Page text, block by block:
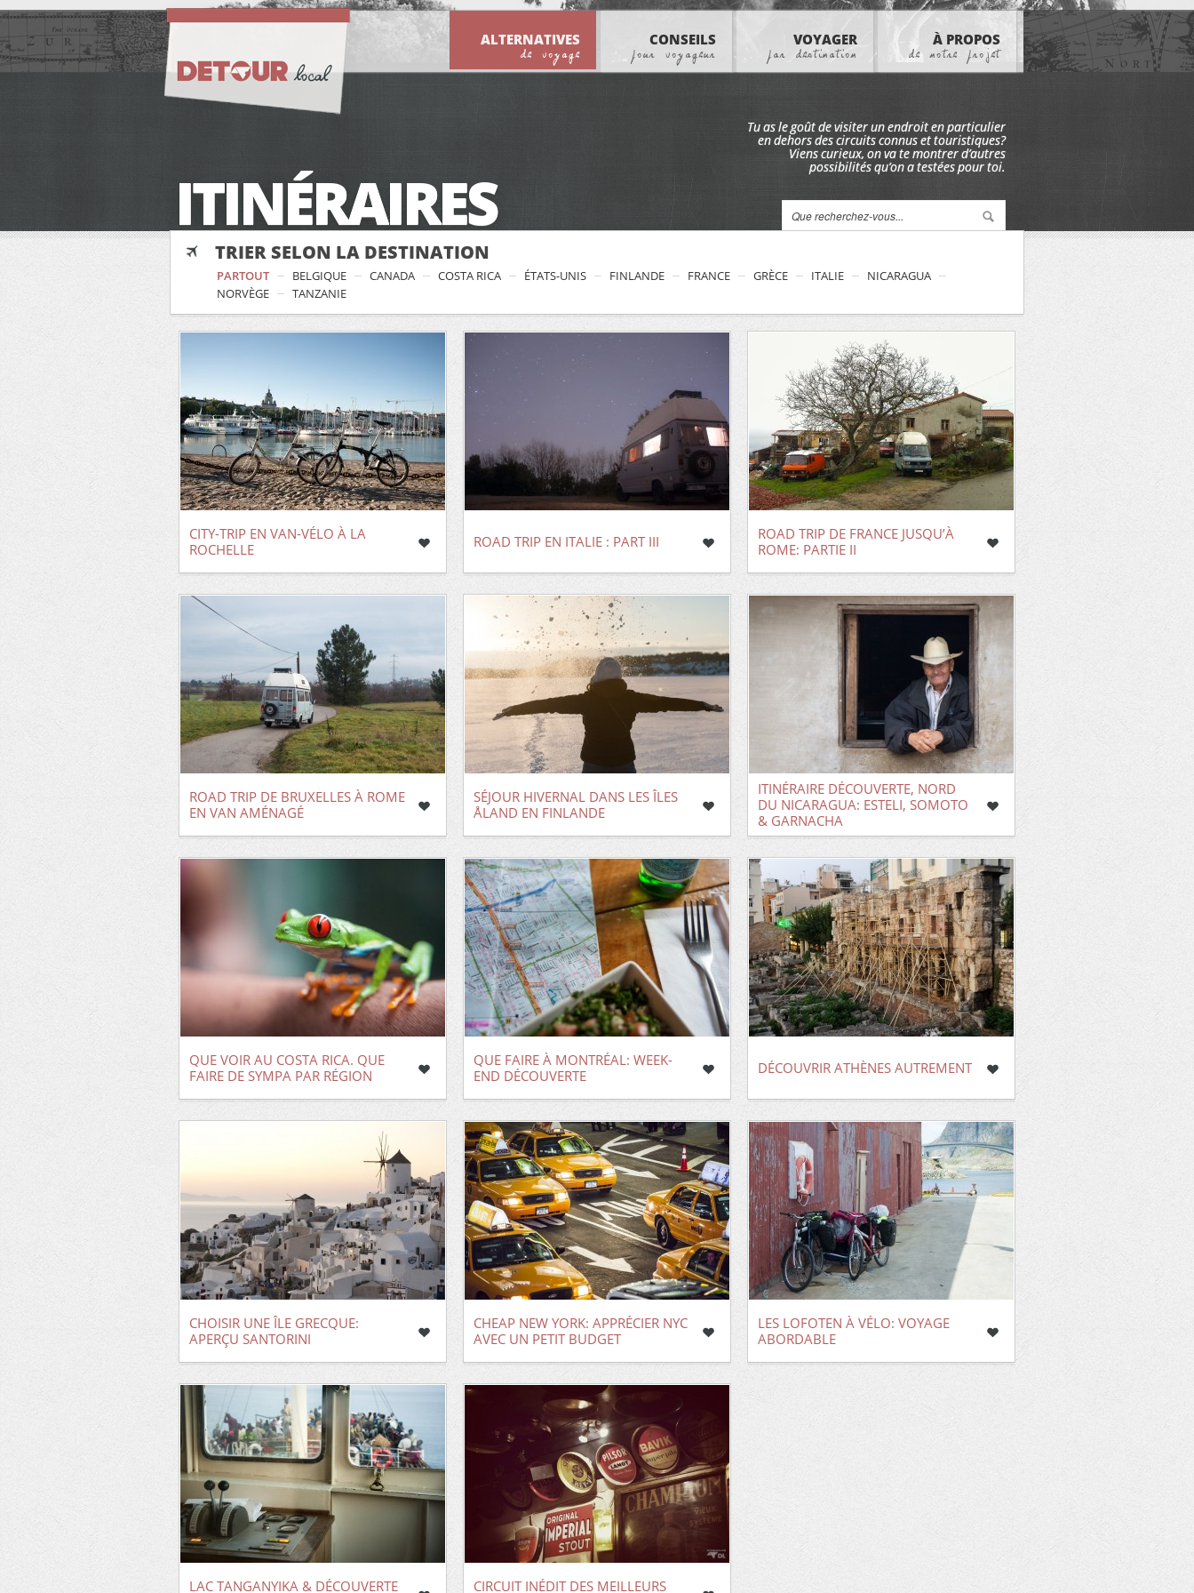
ALTERNATIVES
de voyage
CONSEILS
pour voyageur
VOYAGER
par destination
À PROPOS
de notre projet
ITINÉRAIRES
Tu as le goût de visiter un endroit en particulier
en dehors des circuits connus et touristiques?
Viens curieux, on va te montrer d’autres
possibilités qu’on a testées pour toi.
TRIER SELON LA DESTINATION
PARTOUT BELGIQUE CANADA COSTA RICA ÉTATS-UNIS FINLANDE FRANCE GRÈCE ITALIE
NICARAGUA
NORVÈGE
TANZANIE
CITY-TRIP EN VAN-VÉLO À LA
ROCHELLE
ROAD TRIP EN ITALIE : PART III
ROAD TRIP DE FRANCE JUSQU’À
ROME: PARTIE II
ROAD TRIP DE BRUXELLES À ROME
EN VAN AMÉNAGÉ
SÉJOUR HIVERNAL DANS LES ÎLES
ÅLAND EN FINLANDE
ITINÉRAIRE DÉCOUVERTE, NORD
DU NICARAGUA: ESTELI, SOMOTO
& GARNACHA
QUE VOIR AU COSTA RICA. QUE
FAIRE DE SYMPA PAR RÉGION
QUE FAIRE À MONTRÉAL: WEEK-
END DÉCOUVERTE
DÉCOUVRIR ATHÈNES AUTREMENT
CHOISIR UNE ÎLE GRECQUE:
APERÇU SANTORINI
CHEAP NEW YORK: APPRÉCIER NYC
AVEC UN PETIT BUDGET
LES LOFOTEN À VÉLO: VOYAGE
ABORDABLE
LAC TANGANYIKA & DÉCOUVERTE CIRCUIT INÉDIT DES MEILLEURS